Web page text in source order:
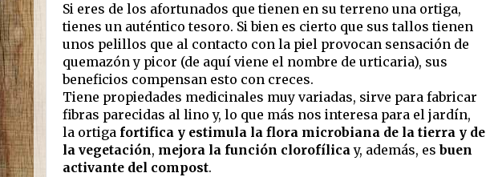
Si eres de los afortunados que tienen en su terreno una ortiga,
tienes un auténtico tesoro. Si bien es cierto que sus tallos tienen
unos pelillos que al contacto con la piel provocan sensación de
quemazón y picor (de aquí viene el nombre de urticaria), sus
beneficios compensan esto con creces.
Tiene propiedades medicinales muy variadas, sirve para fabricar
fibras parecidas al lino y, lo que más nos interesa para el jardín,
la ortiga fortifica y estimula la flora microbiana de la tierra y de
la vegetación, mejora la función clorofílicay, además, esbuen
activante del compost.